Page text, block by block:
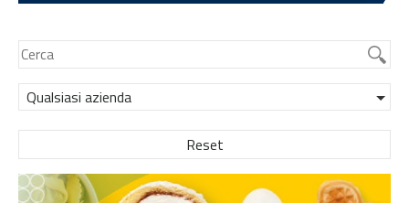
Qualsiasi azienda
Reset